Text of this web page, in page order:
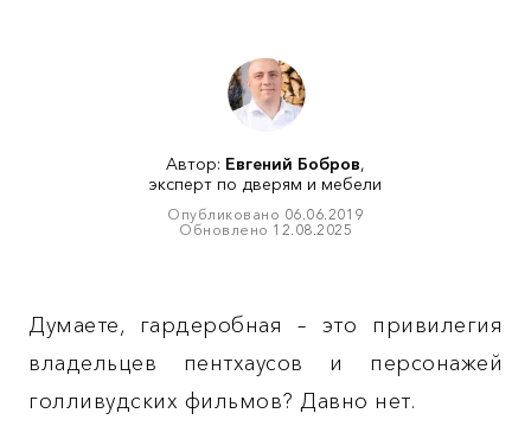
Автор: Евгений Бобров,
эксперт по дверям и мебели
Опубликовано 06.06.2019
Обновлено 12.08.2025
Думаете, гардеробная – это привилегия
владельцев пентхаусов и персонажей
голливудских фильмов? Давно нет.